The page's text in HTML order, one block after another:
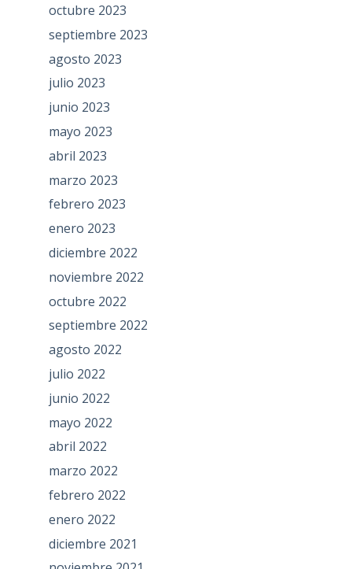
octubre 2023
septiembre 2023
agosto 2023
julio 2023
junio 2023
mayo 2023
abril 2023
marzo 2023
febrero 2023
enero 2023
diciembre 2022
noviembre 2022
octubre 2022
septiembre 2022
agosto 2022
julio 2022
junio 2022
mayo 2022
abril 2022
marzo 2022
febrero 2022
enero 2022
diciembre 2021